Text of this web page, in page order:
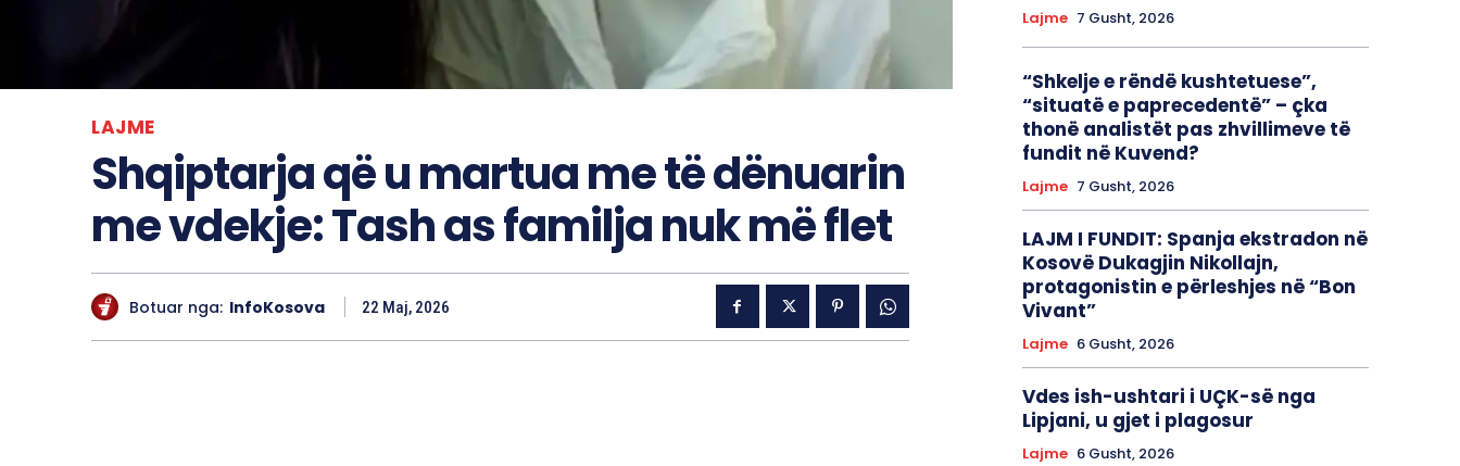
LAJME
Shqiptarja që u martua me të dënuarin
me vdekje: Tash as familja nuk më flet
Botuar nga: InfoKosova 22 Maj, 2026
Lajme 7 Gusht, 2026
“Shkelje e rëndë kushtetuese”,
“situatë e paprecedentë” – çka
thonë analistët pas zhvillimeve të
fundit në Kuvend?
Lajme 7 Gusht, 2026
LAJM I FUNDIT: Spanja ekstradon në
Kosovë Dukagjin Nikollajn,
protagonistin e përleshjes në “Bon
Vivant”
Lajme 6 Gusht, 2026
Vdes ish-ushtari i UÇK-së nga
Lipjani, u gjet i plagosur
Lajme 6 Gusht, 2026